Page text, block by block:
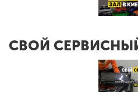
СВОЙ